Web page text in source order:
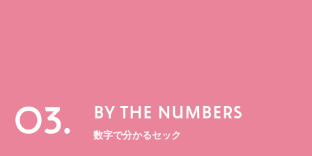
03. BY THE NUMBERS
数字で分かるセック